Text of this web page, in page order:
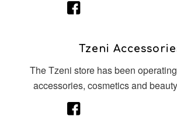
Tzeni
The Tzeni store has been
accessories, cosmetics and